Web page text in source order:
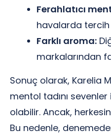
Ferahlatıcı
havalarda tercih
Farklı aroma:
markalarından
Sonuç olarak, Karelia
mentol tadını
olabilir. Ancak,
Bu nedenle,